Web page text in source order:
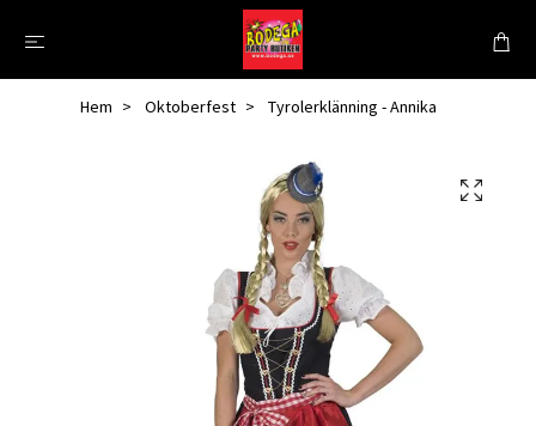
Hem Oktoberfest Tyrolerklänning - Annika